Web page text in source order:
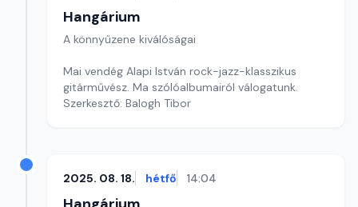
Hangárium
A könnyűzene kiválóságai
Mai vendég Alapi István rock-jazz-klasszikus
gitárművész. Ma szólóalbumairól válogatunk.
Szerkesztő: Balogh Tibor
2025. 08. 18. hétfő 14:04